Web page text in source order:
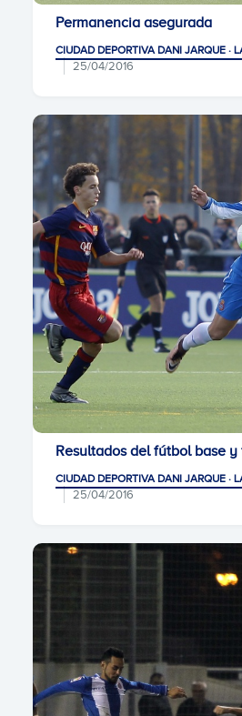
Permanencia asegurada
CIUDAD DEPORTIVA DANI JARQUE ·
25/04/2016
Resultados del fútbol base
CIUDAD DEPORTIVA DANI JARQUE ·
25/04/2016